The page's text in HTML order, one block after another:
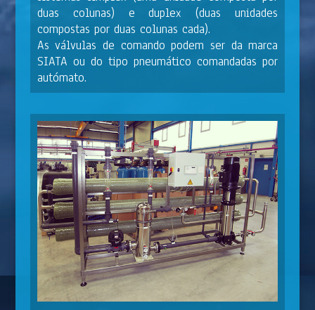
duas colunas) e duplex (duas unidades
compostas por duas colunas cada).
As válvulas de comando podem ser da marca
SIATA ou do tipo pneumático comandadas por
autómato.